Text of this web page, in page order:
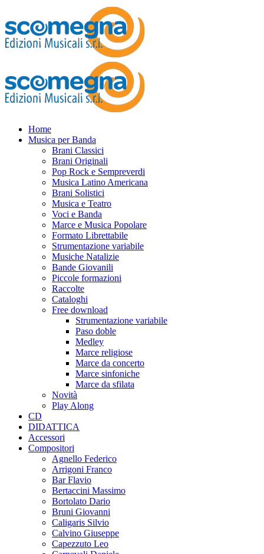
Home
Musica per Banda
Brani Classici
Brani Originali
Pop Rock e Sempreverdi
Musica Latino Americana
Brani Solistici
Musica e Teatro
Voci e Banda
Marce e Musica Popolare
Formato Librettabile
Strumentazione variabile
Musiche Natalizie
Bande Giovanili
Piccole formazioni
Raccolte
Cataloghi
Free download
Strumentazione variabile
Paso doble
Medley
Marce religiose
Marce da concerto
Marce sinfoniche
Marce da sfilata
Novità
Play Along
CD
DIDATTICA
Accessori
Compositori
Agnello Federico
Arrigoni Franco
Bar Flavio
Bertaccini Massimo
Bortolato Dario
Bruni Giovanni
Caligaris Silvio
Calvino Giuseppe
Capezzuto Leo